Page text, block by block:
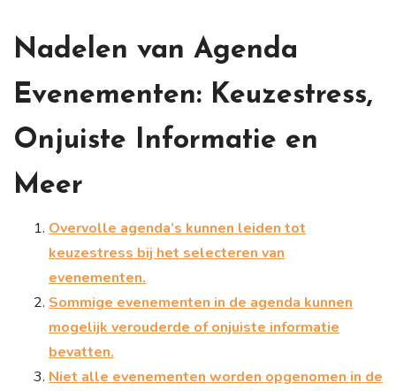
Nadelen van Agenda
Evenementen: Keuzestress,
Onjuiste Informatie en
Meer
Overvolle agenda’s kunnen leiden tot
keuzestress bij het selecteren van
evenementen.
Sommige evenementen in de agenda kunnen
mogelijk verouderde of onjuiste informatie
bevatten.
Niet alle evenementen worden opgenomen in de